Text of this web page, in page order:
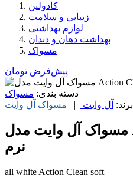
کادولین
زیبایی و سلامت
لوازم بهداشتی
بهداشت دهان و دندان
مسواک
پیش‌فرض تومان
دسته بندی: مسواک
برند: آل وایت | مسواک آل وایت
مسواک آل وایت مدل Action Clean با برس
نرم
all white Action Clean soft